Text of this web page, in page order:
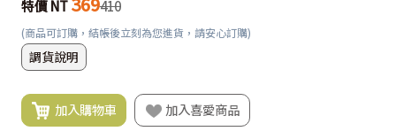
特價 NT
410
(商品可訂購，結帳後立刻為您進貨，請安心訂購)
調貨說明
加入購物車 加入喜愛商品